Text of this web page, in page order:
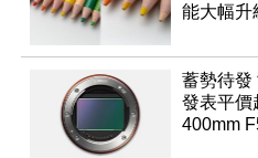
能大幅升
蓄勢待發
發表平價
400mm